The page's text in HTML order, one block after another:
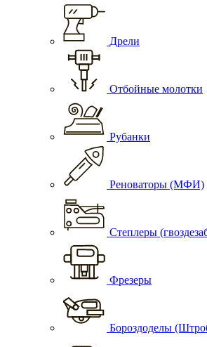
Дрели
Отбойные молотки
Рубанки
Реноваторы (МФИ)
Степлеры
Фрезеры
Бороздоделы